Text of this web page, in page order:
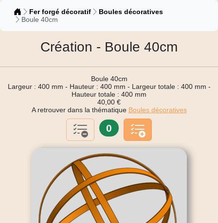
Catalogue
Fer forgé décoratif
Boules décoratives
Boule 40cm
Création - Boule 40cm
Boule 40cm
Largeur : 400 mm - Hauteur : 400 mm - Largeur totale : 400 mm -
Hauteur totale : 400 mm
40,00 €
A retrouver dans la thématique Boules décoratives
0